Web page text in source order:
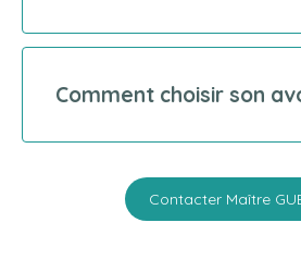
Comment choisir son
Contacter Maître